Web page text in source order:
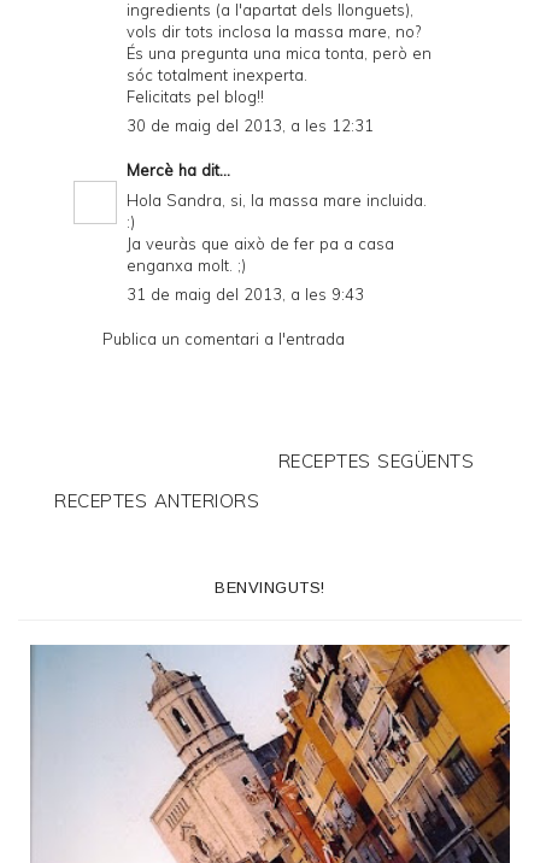
ingredients (a l'apartat dels llonguets),
vols dir tots inclosa la massa mare, no?
És una pregunta una mica tonta, però en
sóc totalment inexperta.
Felicitats pel blog!!
30 de maig del 2013, a les 12:31
Mercè ha dit...
Hola Sandra, si, la massa mare incluida.
:)
Ja veuràs que això de fer pa a casa
enganxa molt. ;)
31 de maig del 2013, a les 9:43
Publica un comentari a l'entrada
RECEPTES SEGÜENTS
RECEPTES ANTERIORS
BENVINGUTS!